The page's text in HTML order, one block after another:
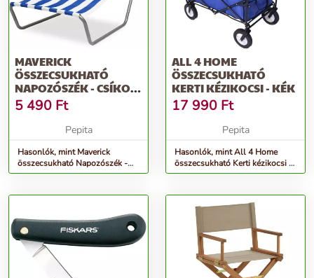
MAVERICK
ÖSSZECSUKHATÓ
NAPOZÓSZÉK - CSÍKOS
- KÉK-FEHÉR
5 490 Ft
Pepita
Hasonlók, mint Maverick
összecsukható Napozószék -
Csíkos - kék-fehér
ALL 4 HOME
ÖSSZECSUKHATÓ
KERTI KÉZIKOCSI - KÉK
17 990 Ft
Pepita
Hasonlók, mint All 4 Home
összecsukható Kerti kézikocsi -
kék